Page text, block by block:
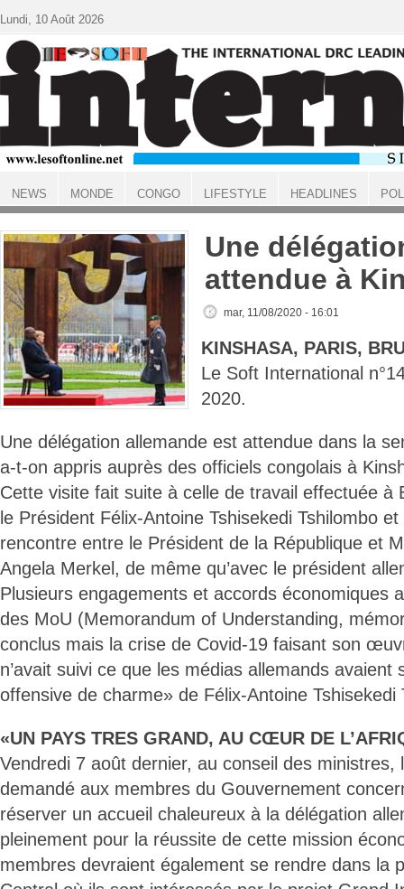
ACCUEIL
Une
attendue à
mar, 11/08/2020 - 16:01
KINSHASA, PARIS,
Le Soft International
2020.
Une délégation allemande est attendue dans la
a-t-on appris auprès des officiels congolais à
Cette visite fait suite à celle de travail effectuée à
le Président Félix-Antoine Tshisekedi Tshilombo
rencontre entre le Président de la République et
Angela Merkel, de même qu’avec le président
Plusieurs engagements et accords économiques
des MoU (Memorandum of Understanding,
conclus mais la crise de Covid-19 faisant son
n’avait suivi ce que les médias allemands avaient
offensive de charme» de Félix-Antoine Tshisekedi
«UN PAYS TRES GRAND, AU CŒUR DE
Vendredi 7 août dernier, au conseil des ministres,
demandé aux membres du Gouvernement
réserver un accueil chaleureux à la délégation
pleinement pour la réussite de cette mission
membres devraient également se rendre dans la
Lundi, 10 Août 2026
NEWS MONDE CONGO LIFESTYLE HEADLINES